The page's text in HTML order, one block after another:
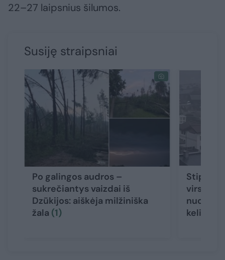
22–27 laipsnius šilumos.
Susiję straipsniai
Po galingos audros –
sukrečiantys vaizdai iš
Dzūkijos: aiškėja milžiniška
žala (1)
Stiprios
virsta